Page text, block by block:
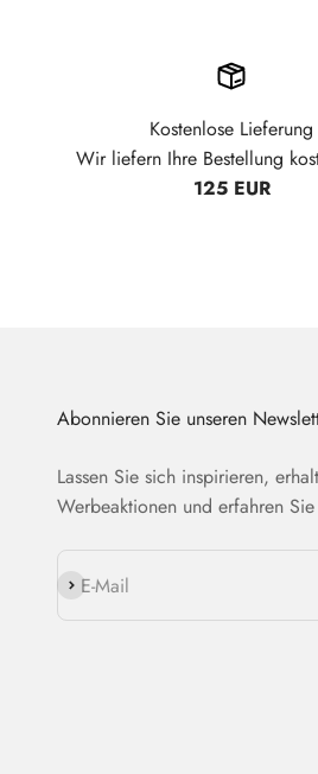
Kostenlose Lieferung
Wir liefern Ihre Bestellung
125 EUR
Abonnieren Sie unseren
Lassen Sie sich inspirieren,
Werbeaktionen und erfahren
E-Mail
Abonnieren